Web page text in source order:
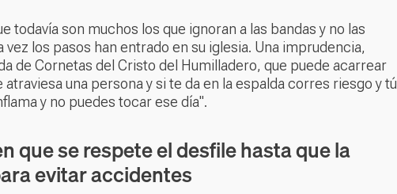
todavía son muchos los que ignoran a las bandas y no las
los pasos han entrado en su iglesia. Una imprudencia,
de Cornetas del Cristo del Humilladero, que puede acarrear
una persona y si te da en la espalda corres riesgo y tú
y no puedes tocar ese día".
que se respete el desfile hasta que la
evitar accidentes